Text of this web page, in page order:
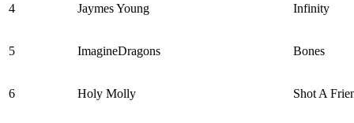
4 Jaymes Young Infinity
5 ImagineDragons Bones
6 Holy Molly Shot A